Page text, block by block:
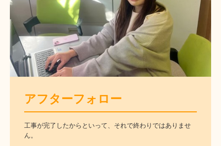
アフターフォロー
工事が完了したからといって、それで終わりではありませ
ん。